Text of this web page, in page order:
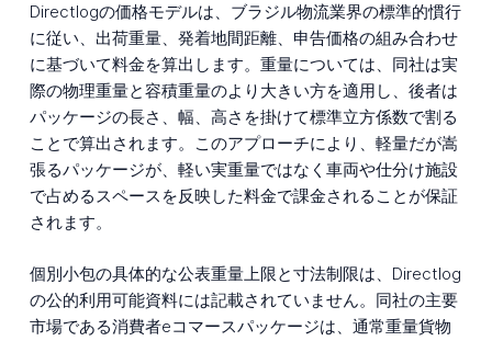
Directlogの価格モデルは、ブラジル物流業界の標準的慣行
に従い、出荷重量、発着地間距離、申告価格の組み合わせ
に基づいて料金を算出します。重量については、同社は実
際の物理重量と容積重量のより大きい方を適用し、後者は
パッケージの長さ、幅、高さを掛けて標準立方係数で割る
ことで算出されます。このアプローチにより、軽量だが嵩
張るパッケージが、軽い実重量ではなく車両や仕分け施設
で占めるスペースを反映した料金で課金されることが保証
されます。
個別小包の具体的な公表重量上限と寸法制限は、Directlog
の公的利用可能資料には記載されていません。同社の主要
市場である消費者eコマースパッケージは、通常重量貨物